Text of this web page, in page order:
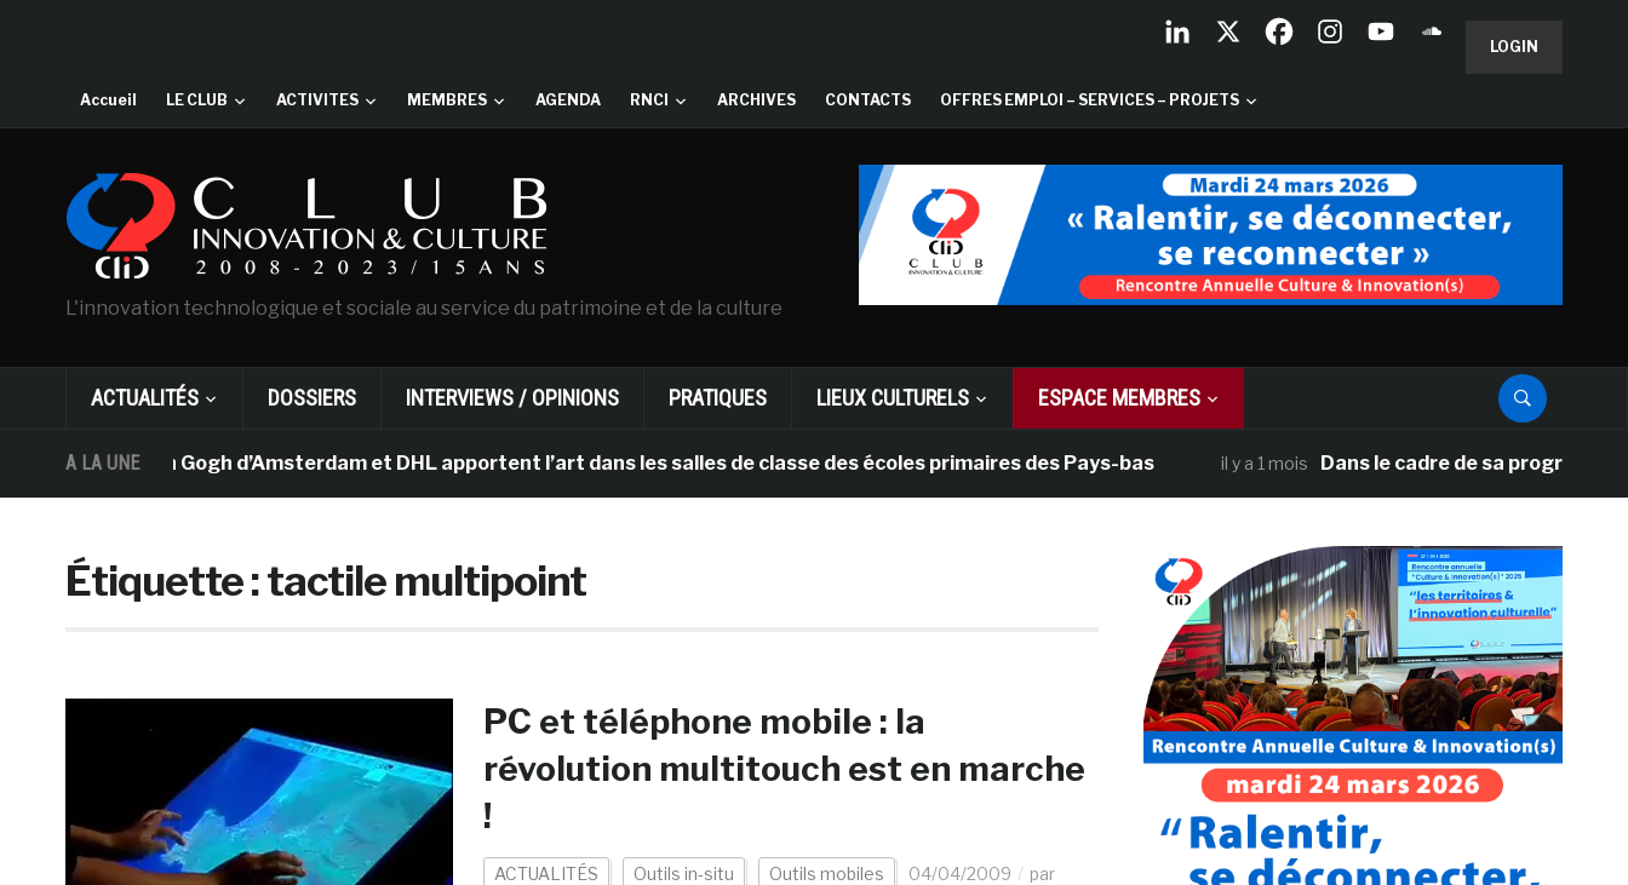
LOGIN
Accueil LE CLUB ACTIVITES MEMBRES AGENDA RNCI ARCHIVES CONTACTS OFFRES EMPLOI – SERVICES – PROJETS
L'innovation technologique et sociale au service du patrimoine et de la culture
ACTUALITÉS DOSSIERS INTERVIEWS / OPINIONS PRATIQUES LIEUX CULTURELS ESPACE MEMBRES
A LA UNE
musée Van Gogh d’Amsterdam et DHL apportent l’art dans les salles de classe des écoles primaires des Pays-bas il y a 1 mois Dans le cadre de sa programmation
Étiquette :tactile multipoint
PC et téléphone mobile : la
révolution multitouch est en marche
!
ACTUALITÉS Outils in-situ Outils mobiles 04/04/2009
par